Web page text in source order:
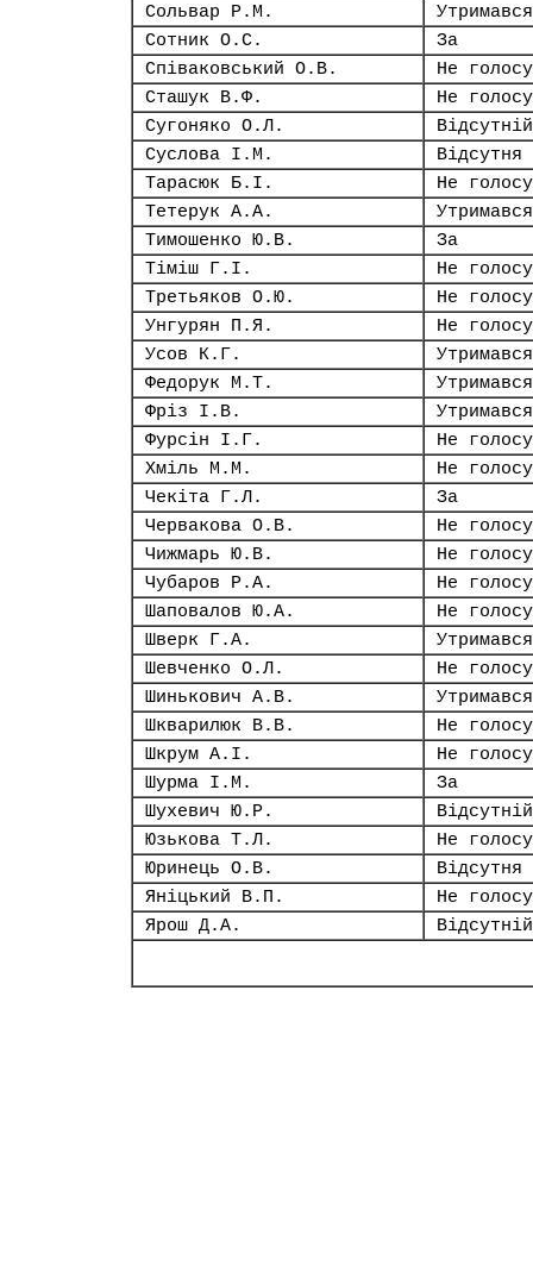
Сольвар Р.М.
Утримався
Сотник О.С.
За
Співаковський О.В.
Не
Сташук В.Ф.
Не
Сугоняко О.Л.
Відсутній
Суслова І.М.
Відсутня
Тарасюк Б.І.
Не
Тетерук А.А.
Утримався
Тимошенко Ю.В.
За
Тіміш Г.І.
Не
Третьяков О.Ю.
Не
Унгурян П.Я.
Не
Усов К.Г.
Утримався
Федорук М.Т.
Утримався
Фріз І.В.
Утримався
Фурсін І.Г.
Не
Хміль М.М.
Не
Чекіта Г.Л.
За
Червакова О.В.
Не
Чижмарь Ю.В.
Не
Чубаров Р.А.
Не
Шаповалов Ю.А.
Не
Шверк Г.А.
Утримався
Шевченко О.Л.
Не
Шинькович А.В.
Утримався
Шкварилюк В.В.
Не
Шкрум А.І.
Не
Шурма І.М.
За
Шухевич Ю.Р.
Відсутній
Юзькова Т.Л.
Не
Юринець О.В.
Відсутня
Яніцький В.П.
Не
Ярош Д.А.
Відсутній